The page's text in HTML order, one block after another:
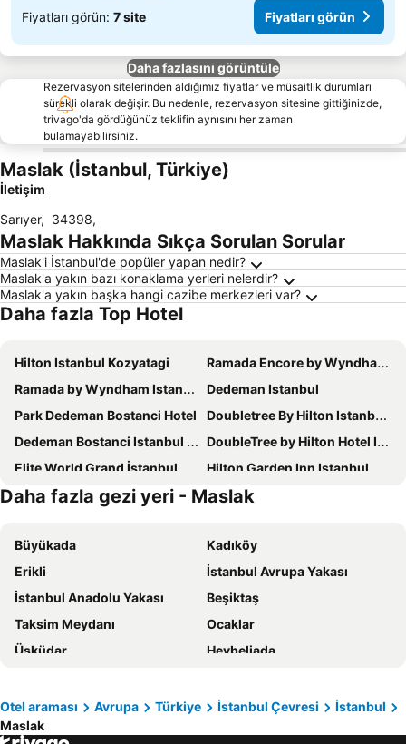
Fiyatları görün: 7 site Fiyatları görün
Daha fazlasını görüntüle
Rezervasyon sitelerinden aldığımız fiyatlar ve müsaitlik durumları
sürekli olarak değişir. Bu nedenle, rezervasyon sitesine gittiğinizde,
trivago'da gördüğünüz teklifin aynısını her zaman
bulamayabilirsiniz.
Maslak (İstanbul, Türkiye)
İletişim
Sarıyer, 34398,
Maslak Hakkında Sıkça Sorulan Sorular
Maslak'i İstanbul'de popüler yapan nedir?
Maslak'a yakın bazı konaklama yerleri nelerdir?
Maslak'a yakın başka hangi cazibe merkezleri var?
Daha fazla Top Hotel
Hilton Istanbul Kozyatagi
Ramada Encore by Wyndham Istanbul Bayrampasa
Ramada by Wyndham Istanbul Golden Horn
Dedeman Istanbul
Park Dedeman Bostanci Hotel
Doubletree By Hilton Istanbul Topkapı
Dedeman Bostanci Istanbul Hotel & Convention Center
DoubleTree by Hilton Hotel Istanbul - Moda
Elite World Grand İstanbul Küçükyalı
Hilton Garden Inn Istanbul Ataturk Airport
Residence Inn By Marriott Istanbul Atasehir
DoubleTree by Hilton Hotel Istanbul - Piyalepasa
The Grand Tarabya Managed by Accor
Ciragan Palace Kempinski Istanbul
Ramada Hotel & Suites by Wyndham Istanbul Merter
The Bostancı Hotel
ibis Istanbul Zeytinburnu
The Green Park Bostancı
Bof Hotels Ceo Suites Atasehir
Swissotel The Bosphorus Istanbul
Renaissance Istanbul Polat Bosphorus Hotel
Pera Palace Hotel
Zirkon Suit Otel
Holiday Inn Istanbul - Kadikoy By Ihg
Hilton Istanbul Maslak
Daha fazla gezi yeri - Maslak
Büyükada
Kadıköy
Erikli
İstanbul Avrupa Yakası
İstanbul Anadolu Yakası
Beşiktaş
Taksim Meydanı
Ocaklar
Üsküdar
Heybeliada
Şarköy
Pendik
Armutlu
Otel araması Avrupa Türkiye İstanbul Çevresi
İstanbul
Maslak